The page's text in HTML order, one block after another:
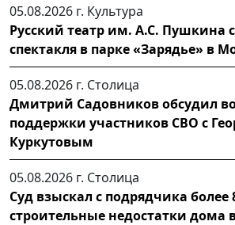
05.08.2026 г. Культура
Русский театр им. А.С. Пушкина
спектакля в парке «Зарядье» в
05.08.2026 г. Столица
Дмитрий Садовников обсудил
поддержки участников СВО с
Куркутовым
05.08.2026 г. Столица
Суд взыскал с подрядчика более
строительные недостатки дома